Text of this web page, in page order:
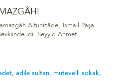
Altunizâde, İsmail Paşa
idi. Seyyid Ahmet
adile sultan, mütevelli sokak,